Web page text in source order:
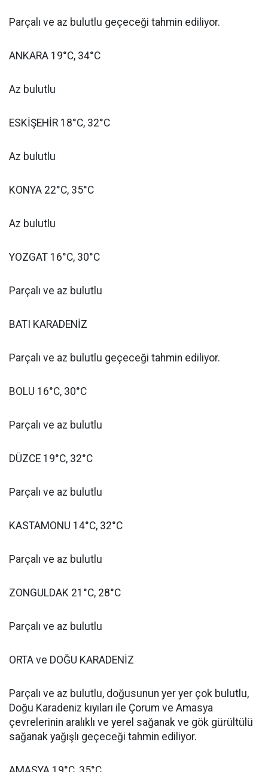
Parçalı ve az bulutlu geçeceği tahmin ediliyor.
ANKARA 19°C, 34°C
Az bulutlu
ESKİŞEHİR 18°C, 32°C
Az bulutlu
KONYA 22°C, 35°C
Az bulutlu
YOZGAT 16°C, 30°C
Parçalı ve az bulutlu
BATI KARADENİZ
Parçalı ve az bulutlu geçeceği tahmin ediliyor.
BOLU 16°C, 30°C
Parçalı ve az bulutlu
DÜZCE 19°C, 32°C
Parçalı ve az bulutlu
KASTAMONU 14°C, 32°C
Parçalı ve az bulutlu
ZONGULDAK 21°C, 28°C
Parçalı ve az bulutlu
ORTA ve DOĞU KARADENİZ
Parçalı ve az bulutlu, doğusunun yer yer çok bulutlu,
Doğu Karadeniz kıyıları ile Çorum ve Amasya
çevrelerinin aralıklı ve yerel sağanak ve gök gürültülü
sağanak yağışlı geçeceği tahmin ediliyor.